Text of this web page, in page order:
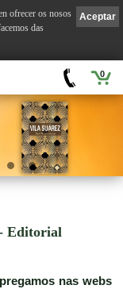
0
Editorial
nas webs
Aceptar
ofrecer os nosos
das